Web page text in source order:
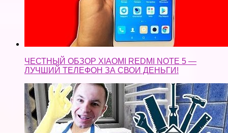
ЧЕСТНЫЙ ОБЗОР XIAOMI REDMI NOTE 5 —
ЛУЧШИЙ ТЕЛЕФОН ЗА СВОИ ДЕНЬГИ!